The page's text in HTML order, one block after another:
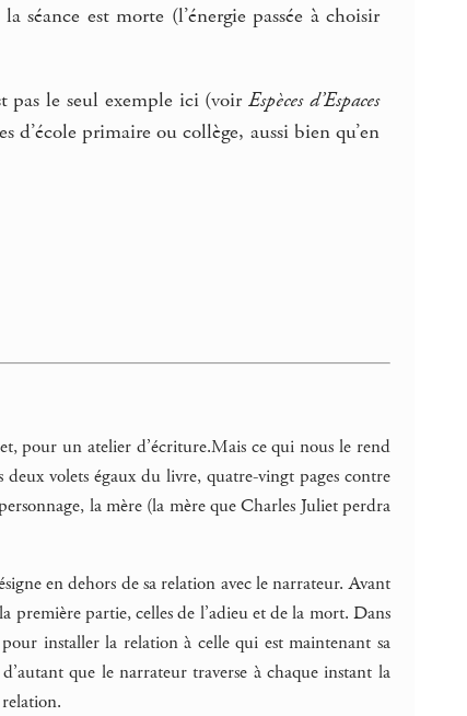
séance est morte (l’énergie passée à choisir
pas le seul exemple ici (voirEspèces d’Espaces
d’école primaire ou collège, aussi bien qu’en
pour un atelier d’écriture.Mais ce qui nous le rend
deux volets égaux du livre, quatre-vingt pages contre
la mère (la mère que Charles Juliet perdra
en dehors de sa relation avec le narrateur. Avant
première partie, celles de l’adieu et de la mort. Dans
installer la relation à celle qui est maintenant sa
que le narrateur traverse à chaque instant la